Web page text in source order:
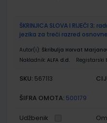
ŠKRINJICA SLOVA I RIJEČI 3;
jezika za treći razred
Autor(i): Škribulja Horvat
Nakladnik: ALFA d.d. Registarski
SKU: 567113
ŠIFRA OMOTA: 500179
Udžbenik